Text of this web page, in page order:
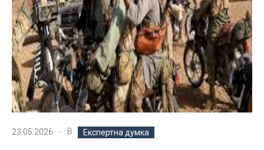
23.05.2026 В Експертна думка